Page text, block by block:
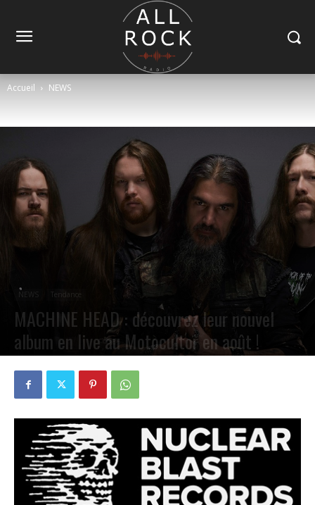
Accueil NEWS
NEWS Tendance
MACHINE HEAD : découvrez leur nouvel
album en live au Motocultor en août !